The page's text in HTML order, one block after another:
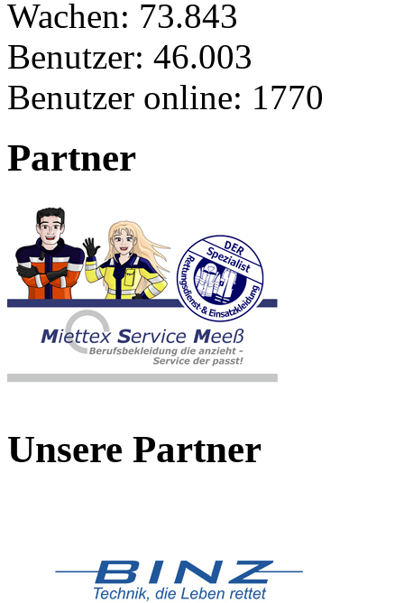
Wachen: 73.843
Benutzer: 46.003
Benutzer online: 1770
Partner
Unsere Partner